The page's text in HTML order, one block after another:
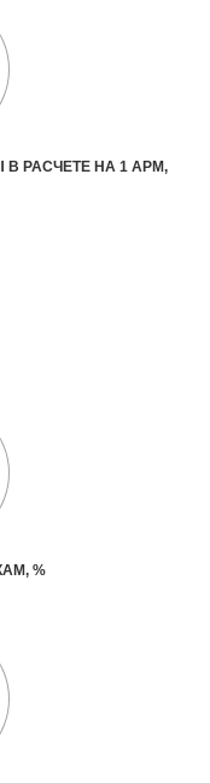
РАСЧЕТЕ НА 1 АРМ,
%